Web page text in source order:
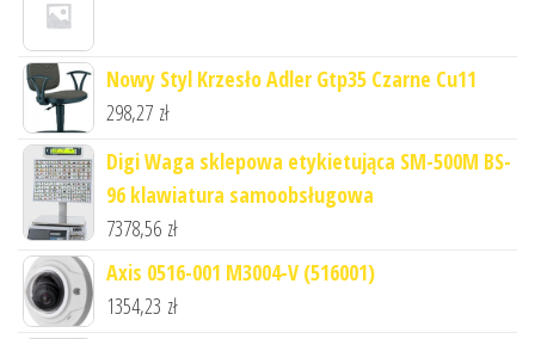
Nowy Styl Krzesło Adler Gtp35 Czarne Cu11
298,27 zł
Digi Waga sklepowa etykietująca SM-500M BS-
96 klawiatura samoobsługowa
7378,56 zł
Axis 0516-001 M3004-V (516001)
1354,23 zł